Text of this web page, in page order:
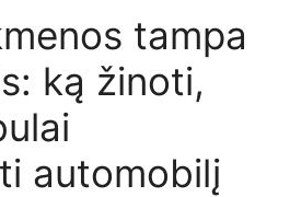
tampa
ką žinoti,
automobilį